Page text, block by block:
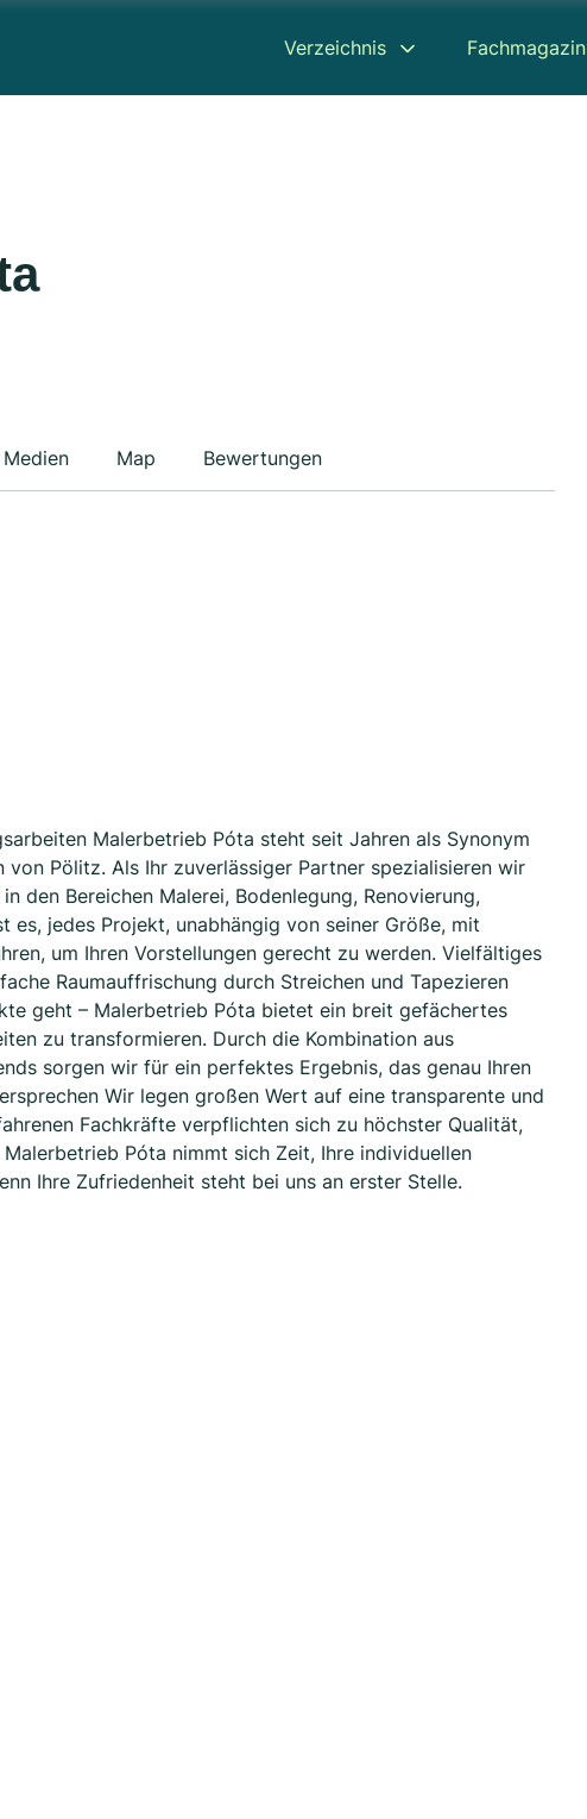
Verzeichnis Fachmagazin
Medien Map Bewertungen
Malerbetrieb Póta steht seit Jahren als Synonym
Pölitz. Als Ihr zuverlässiger Partner spezialisieren wir
den Bereichen Malerei, Bodenlegung, Renovierung,
es, jedes Projekt, unabhängig von seiner Größe, mit
um Ihren Vorstellungen gerecht zu werden. Vielfältiges
Raumauffrischung durch Streichen und Tapezieren
geht – Malerbetrieb Póta bietet ein breit gefächertes
zu transformieren. Durch die Kombination aus
sorgen wir für ein perfektes Ergebnis, das genau Ihren
Wir legen großen Wert auf eine transparente und
Fachkräfte verpflichten sich zu höchster Qualität,
Póta nimmt sich Zeit, Ihre individuellen
Ihre Zufriedenheit steht bei uns an erster Stelle.